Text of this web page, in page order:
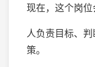
现在，这个岗位
人负责目标、
策。